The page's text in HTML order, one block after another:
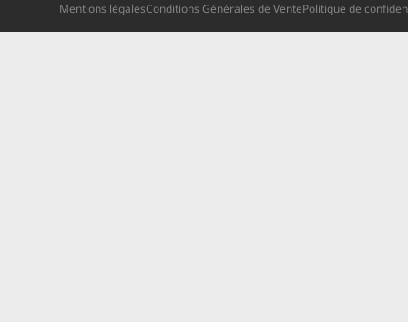
Mentions légalesConditions Générales de VentePolitique de